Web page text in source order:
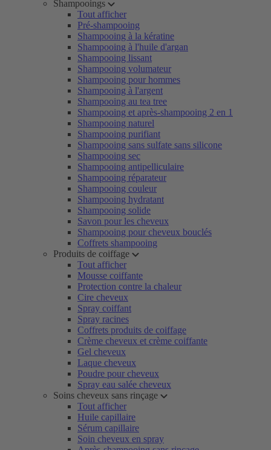
Shampooings
Tout afficher
Pré-shampooing
Shampooing à la kératine
Shampooing à l'huile d'argan
Shampooing lissant
Shampooing volumateur
Shampooing pour hommes
Shampooing à l'argent
Shampooing au tea tree
Shampooing et après-shampooing 2 en 1
Shampooing naturel
Shampooing purifiant
Shampooing sans sulfate sans silicone
Shampooing sec
Shampooing antipelliculaire
Shampooing réparateur
Shampooing couleur
Shampooing hydratant
Shampooing solide
Savon pour les cheveux
Shampooing pour cheveux bouclés
Coffrets shampooing
Produits de coiffage
Tout afficher
Mousse coiffante
Protection contre la chaleur
Cire cheveux
Spray coiffant
Spray racines
Coffrets produits de coiffage
Crème cheveux et crème coiffante
Gel cheveux
Laque cheveux
Poudre pour cheveux
Spray eau salée cheveux
Soins cheveux sans rinçage
Tout afficher
Huile capillaire
Sérum capillaire
Soin cheveux en spray